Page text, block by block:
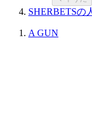
SHERBETSの
A GUN